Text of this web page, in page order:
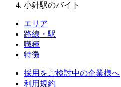
小針駅のバイト
エリア
路線・駅
職種
特徴
採用をご検討中の企業様へ
利用規約